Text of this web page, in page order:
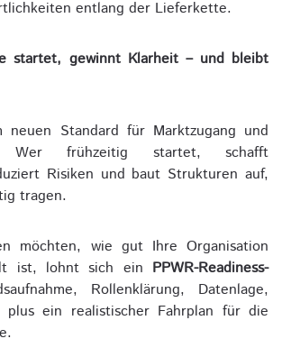
entlang der Lieferkette.
startet, gewinnt Klarheit – und bleibt
neuen Standard für Marktzugang und
Wer frühzeitig startet, schafft
Risiken und baut Strukturen auf,
tragen.
möchten, wie gut Ihre Organisation
ist, lohnt sich ein PPWR-Readiness-
Rollenklärung, Datenlage,
plus ein realistischer Fahrplan für die